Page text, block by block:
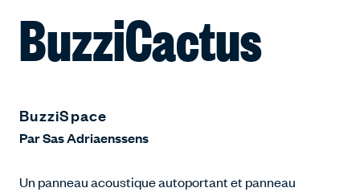
BuzziCactus
BuzziSpace
ParSas Adriaenssens
Un panneau acoustique autoportant et panneau